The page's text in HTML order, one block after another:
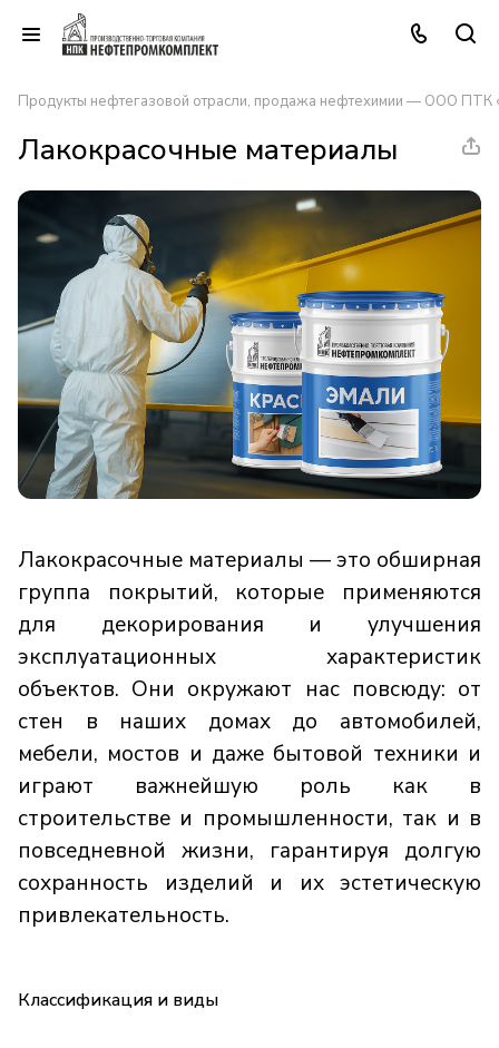
Продукты нефтегазовой отрасли, продажа нефтехимии — ООО ПТК
Лакокрасочные материалы
Лакокрасочные материалы — это обширная
группа покрытий, которые применяются
для декорирования и улучшения
эксплуатационных характеристик
объектов. Они окружают нас повсюду: от
стен в наших домах до автомобилей,
мебели, мостов и даже бытовой техники и
играют важнейшую роль как в
строительстве и промышленности, так и в
повседневной жизни, гарантируя долгую
сохранность изделий и их эстетическую
привлекательность.
Классификация и виды